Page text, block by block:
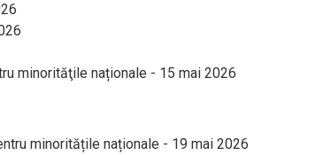
minorităţile naționale - 15 mai 2026
minoritățile naționale - 19 mai 2026